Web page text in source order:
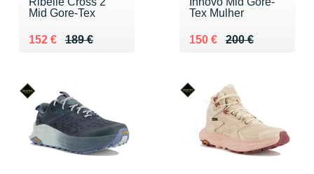
Mid Gore-Tex
189 €
Au lieu de 189 €
152 €
Vendu 152 €
Tex Mulher
200 €
Au lieu de 200 €
150 €
Vendu 150 €